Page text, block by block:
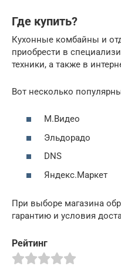
Где купить?
Кухонные комбайны и
приобрести в
техники, а также в
Вот несколько
М.Видео
Эльдорадо
DNS
Яндекс.Маркет
При выборе магазина
гарантию и условия
Рейтинг